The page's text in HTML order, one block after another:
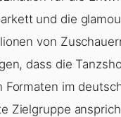
und die
von
dass die
im
Zielgruppe